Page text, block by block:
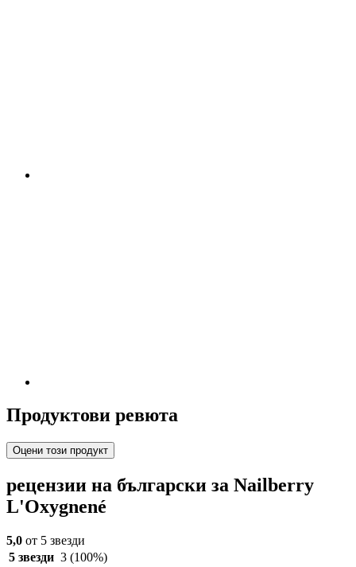
Продуктови ревюта
Оцени този продукт
рецензии на български за Nailberry
L'Oxygnené
5,0 от 5 звезди
5 звезди 3 (100%)